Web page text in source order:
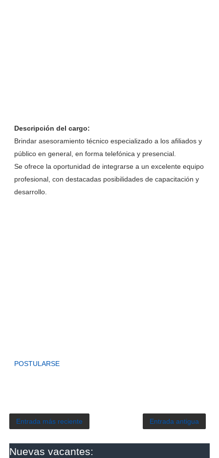
Descripción del cargo:
Brindar asesoramiento técnico especializado a los afiliados y
público en general, en forma telefónica y presencial.
Se ofrece la oportunidad de integrarse a un excelente equipo
profesional, con destacadas posibilidades de capacitación y
desarrollo.
POSTULARSE
Entrada más reciente Entrada antigua
Nuevas vacantes: